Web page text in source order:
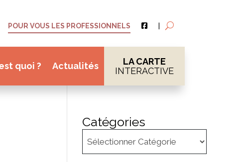
POUR VOUS LES PROFESSIONNELS
quoi ? Actualités
LA CARTE
INTERACTIVE
Catégories